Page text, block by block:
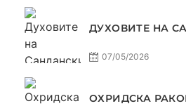
ДУХОВИТЕ НА
07/05/2026
ОХРИДСКА